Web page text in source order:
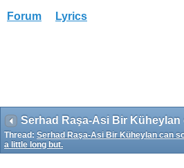
Forum Lyrics
Thread: Serhad Raşa-Asi Bir Küheylan can
a little long but.